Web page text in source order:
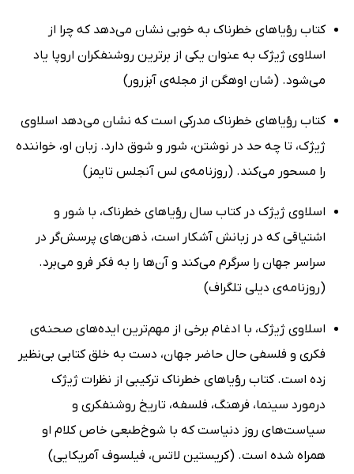
کتاب رؤیاهای خطرناک به خوبی نشان می‌دهد که چرا از
اسلاوی ژیژک به عنوان یکی از برترین روشنفکران اروپا یاد
می‌شود. (شان اوهگن از مجله‌ی آبزرور)
کتاب رؤیاهای خطرناک مدرکی‌ است که نشان می‌دهد اسلاوی
ژیژک، تا چه حد در نوشتن، شور و شوق دارد. زبان او، خواننده
را مسحور می‌کند. (روزنامه‌ی لس آنجلس تایمز)
اسلاوی ژیژک در کتاب سال رؤیاهای خطرناک، با شور و
اشتیاقی که در زبانش آشکار است، ذهن‌های پرسش‌گر در
سراسر جهان را سرگرم می‌کند و آن‌ها را به فکر فرو می‌برد.
(روزنامه‌ی دیلی تلگراف)
اسلاوی ژیژک، با ادغام برخی از مهم‌ترین ایده‌های صحنه‌ی
فکری و فلسفی حال حاضر جهان، دست به خلق کتابی بی‌نظیر
زده است. کتاب رؤیاهای خطرناک ترکیبی از نظرات ژیژک
درمورد سینما، فرهنگ، فلسفه، تاریخ روشنفکری و
سیاست‌های روز دنیاست که با شوخ‌طبعی خاص کلام او
همراه شده‌ است. (کریستین لاتس، فیلسوف آمریکایی)